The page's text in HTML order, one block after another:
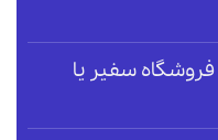
سفیر یا